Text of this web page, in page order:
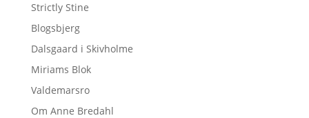
Strictly Stine
Blogsbjerg
Dalsgaard i Skivholme
Miriams Blok
Valdemarsro
Om Anne Bredahl